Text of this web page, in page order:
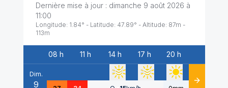
Dernière mise à jour : dimanche 9 août 2026 à
11:00
Longitude: 1.84° - Latitude: 47.89° - Altitude: 87m -
113m
Date
08 h 11 h 14 h 17 h 20 h
Dim.
9 Détails